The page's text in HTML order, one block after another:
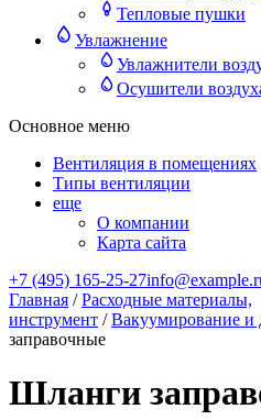
Тепловые пушки
Увлажнение
Увлажнители
Осушители
Основное меню
Вентиляция в помещениях
Типы вентиляции
еще
О компании
Карта сайта
+7 (495) 165-25-27
Главная /Расходные материалы,
инструмент /Вакуумирование и
заправочные
Шланги